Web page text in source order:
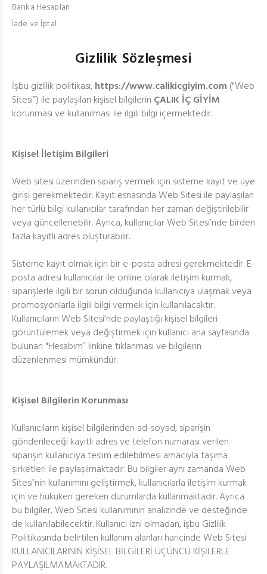
Banka Hesapları
İade ve İptal
Gizlilik Sözleşmesi
İşbu gizlilik politikası,https://www.calikicgiyim.com ("Web
Sitesi”) ile paylaşılan kişisel bilgilerin ÇALIK İÇ GİYİM
korunması ve kullanılması ile ilgili bilgi içermektedir.
Kişisel İletişim Bilgileri
Web sitesi üzerinden sipariş vermek için sisteme kayıt ve üye
girişi gerekmektedir. Kayıt esnasında Web Sitesi ile paylaşılan
her türlü bilgi kullanıcılar tarafından her zaman değiştirilebilir
veya güncellenebilir. Ayrıca, kullanıcılar Web Sitesi’nde birden
fazla kayıtlı adres oluşturabilir.
Sisteme kayıt olmak için bir e-posta adresi gerekmektedir. E-
posta adresi kullanıcılar ile online olarak iletişim kurmak,
siparişlerle ilgili bir sorun olduğunda kullanıcıya ulaşmak veya
promosyonlarla ilgili bilgi vermek için kullanılacaktır.
Kullanıcıların Web Sitesi’nde paylaştığı kişisel bilgileri
görüntülemek veya değiştirmek için kullanıcı ana sayfasında
bulunan "Hesabım” linkine tıklanması ve bilgilerin
düzenlenmesi mümkündür.
Kişisel Bilgilerin Korunması
Kullanıcıların kişisel bilgilerinden ad-soyad, siparişin
gönderileceği kayıtlı adres ve telefon numarası verilen
siparişin kullanıcıya teslim edilebilmesi amacıyla taşıma
şirketleri ile paylaşılmaktadır. Bu bilgiler aynı zamanda Web
Sitesi’nin kullanımını geliştirmek, kullanıcılarla iletişim kurmak
için ve hukuken gereken durumlarda kullanmaktadır. Ayrıca
bu bilgiler, Web Sitesi kullanımının analizinde ve desteğinde
de kullanılabilecektir. Kullanıcı izni olmadan, işbu Gizlilik
Politikasında belirtilen kullanım alanları haricinde Web Sitesi
KULLANICILARININ KİŞİSEL BİLGİLERİ ÜÇÜNCÜ KİŞİLERLE
PAYLAŞILMAMAKTADIR.